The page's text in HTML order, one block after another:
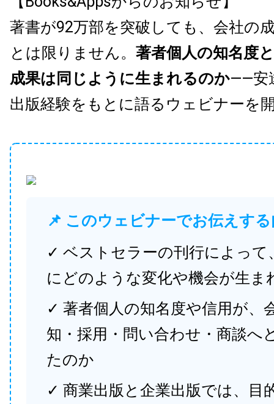
著書が92万部を突破しても、会社の
とは限りません。 著者個人の知名度
成果は同じように生まれるのか——安
出版経験をもとに語るウェビナーを
📌 このウェビナーでお伝えす
✓ ベストセラーの刊行によって
にどのような変化や機会が生ま
✓ 著者個人の知名度や信用が、
知・採用・問い合わせ・商談へ
たのか
✓ 商業出版と企業出版では、目